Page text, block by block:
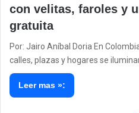
con velitas, faroles y
gratuita
Por: Jairo Aníbal Doria En
calles, plazas y hogares se
Leer mas »: